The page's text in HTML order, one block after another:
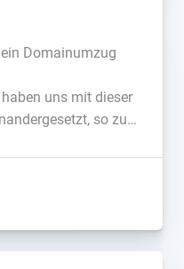
Domainumzug
uns mit dieser
so zum
sowie ein
Domainumzug und
bis zu 3 Monate